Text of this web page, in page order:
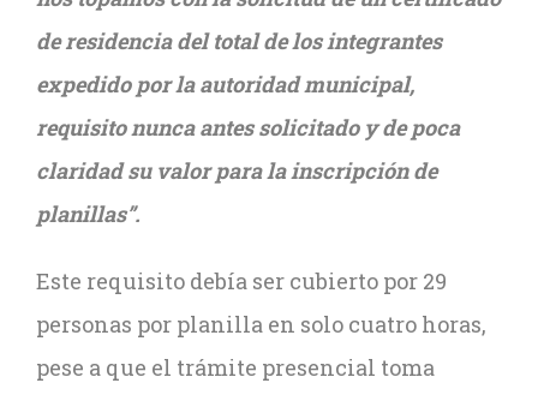
de residencia del total de los integrantes
expedido por la autoridad municipal,
requisito nunca antes solicitado y de poca
claridad su valor para la inscripción de
planillas”.
Este requisito debía ser cubierto por 29
personas por planilla en solo cuatro horas,
pese a que el trámite presencial toma